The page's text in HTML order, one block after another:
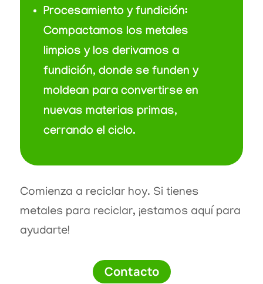
Procesamiento y fundición:
Compactamos los metales
limpios y los derivamos a
fundición, donde se funden y
moldean para convertirse en
nuevas materias primas,
cerrando el ciclo.
Comienza a reciclar hoy. Si tienes
metales para reciclar, ¡estamos aquí para
ayudarte!
Contacto